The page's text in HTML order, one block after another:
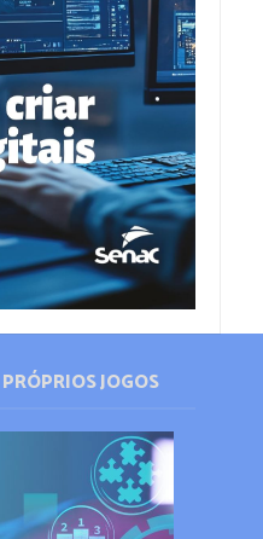
JOGOS